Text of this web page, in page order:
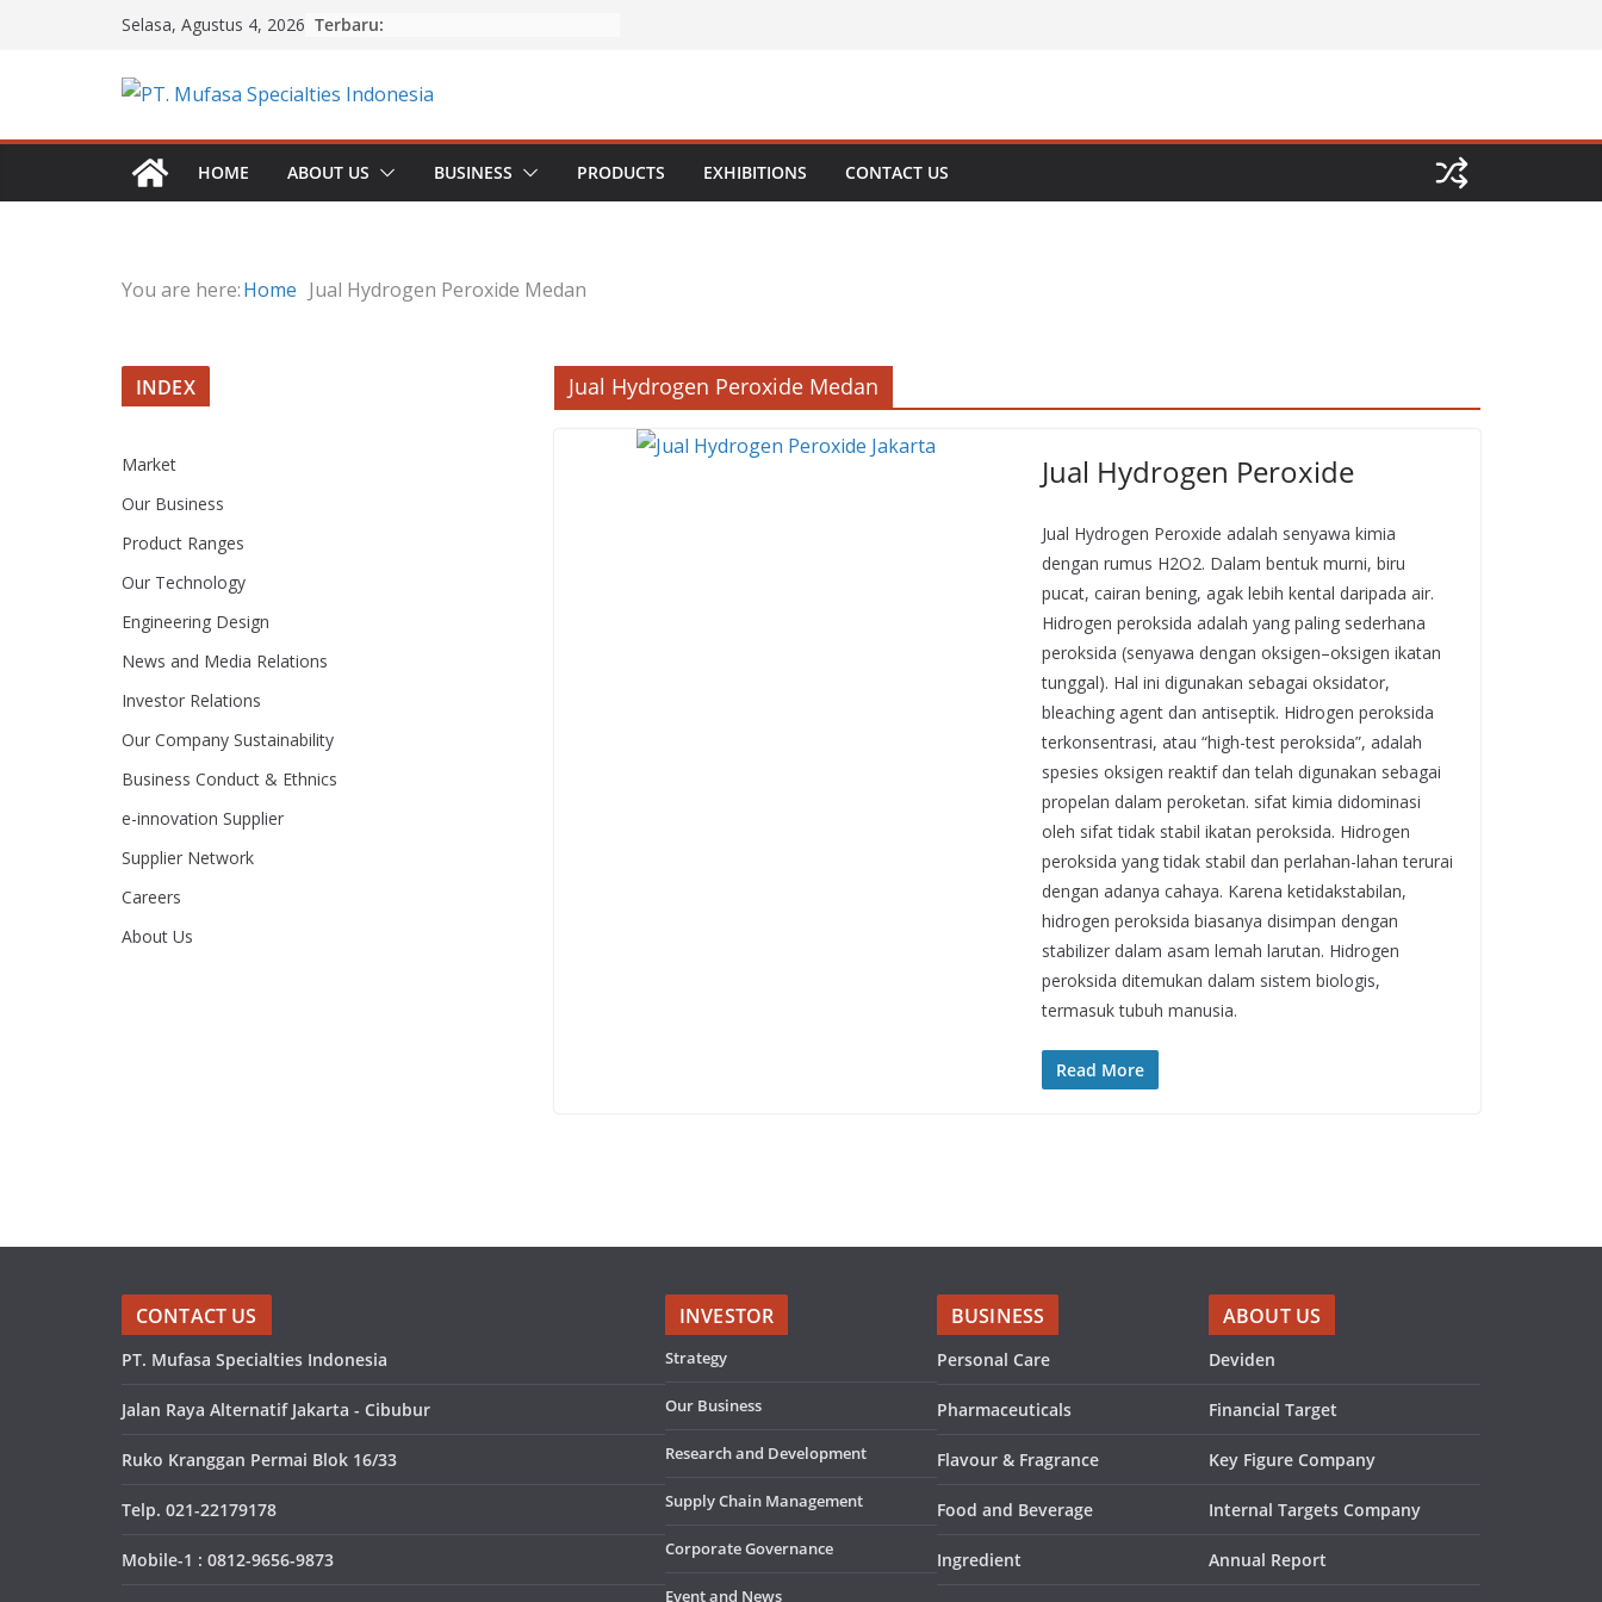
Selasa, Agustus 4, 2026 Terbaru:
HOME ABOUT US BUSINESS PRODUCTS EXHIBITIONS CONTACT US
You are here:Home Jual Hydrogen Peroxide Medan
Jual Hydrogen Peroxide Medan
Jual Hydrogen Peroxide
Jual Hydrogen Peroxide adalah senyawa kimia
dengan rumus H2O2. Dalam bentuk murni, biru
pucat, cairan bening, agak lebih kental daripada air.
Hidrogen peroksida adalah yang paling sederhana
peroksida (senyawa dengan oksigen–oksigen ikatan
tunggal). Hal ini digunakan sebagai oksidator,
bleaching agent dan antiseptik. Hidrogen peroksida
terkonsentrasi, atau “high-test peroksida”, adalah
spesies oksigen reaktif dan telah digunakan sebagai
propelan dalam peroketan. sifat kimia didominasi
oleh sifat tidak stabil ikatan peroksida. Hidrogen
peroksida yang tidak stabil dan perlahan-lahan terurai
dengan adanya cahaya. Karena ketidakstabilan,
hidrogen peroksida biasanya disimpan dengan
stabilizer dalam asam lemah larutan. Hidrogen
peroksida ditemukan dalam sistem biologis,
termasuk tubuh manusia.
Read More
INDEX
Market
Our Business
Product Ranges
Our Technology
Engineering Design
News and Media Relations
Investor Relations
Our Company Sustainability
Business Conduct & Ethnics
e-innovation Supplier
Supplier Network
Careers
About Us
CONTACT US
PT. Mufasa Specialties Indonesia
Jalan Raya Alternatif Jakarta - Cibubur
Ruko Kranggan Permai Blok 16/33
Telp. 021-22179178
Mobile-1 : 0812-9656-9873
INVESTOR
Strategy
Our Business
Research and Development
Supply Chain Management
Corporate Governance
Event and News
BUSINESS
Personal Care
Pharmaceuticals
Flavour & Fragrance
Food and Beverage
Ingredient
ABOUT US
Deviden
Financial Target
Key Figure Company
Internal Targets Company
Annual Report